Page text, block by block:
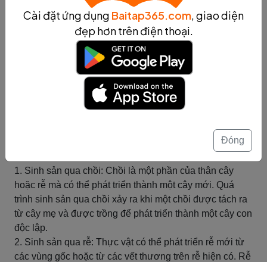
cây. Bằng cách hiểu và nắm vững cơ chế sinh sản ở
thực vật, chúng ta có thể áp dụng các phương pháp
nhân giống hiệu quả và bảo vệ sự tồn tại của các loài
cây quan trọng trong môi trường tự nhiên.
Sinh sản vô tính ở thực vật
Sinh sản vô tính ở thực vật là quá trình sinh sản mà
không có sự kết hợp giữa tinh trùng và trứng. Thực vật
có khả năng sinh sản vô tính thông qua nhiều phương
1. Sinh sản qua chồi: Chồi là một phần của thân cây
hoặc rễ mà có thể phát triển thành một cây mới. Quá
trình sinh sản qua chồi xảy ra khi một chồi được tách ra
từ cây mẹ và được trồng để phát triển thành một cây con
độc lập.
2. Sinh sản qua rễ: Thực vật có thể phát triển rễ mới từ
các vùng gốc hoặc từ các vết thương trên rễ hiện có. Rễ
Cài đặt ứng dụng Baitap365.com, giao diện
đẹp hơn trên điện thoại.
Đóng